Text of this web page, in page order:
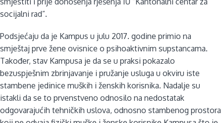
socijalni rad”.
Podsjećaju da je Kampus u julu 2017. godine primio na
smještaj prve žene ovisnice o psihoaktivnim supstancama.
Također, stav Kampusa je da se u praksi pokazalo
bezuspješnim zbrinjavanje i pružanje usluga u okviru iste
stambene jedinice muških i ženskih korisnika. Nadalje su
istakli da se to prvenstveno odnosilo na nedostatak
odgovarajućih tehničkih uslova, odnosno stambenog prostora